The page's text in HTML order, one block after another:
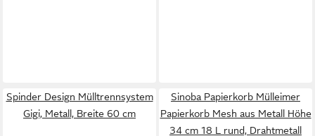
Spinder Design Mülltrennsystem
Gigi, Metall, Breite 60 cm
Sinoba Papierkorb Mülleimer
Papierkorb Mesh aus Metall Höhe
34 cm 18 L rund, Drahtmetall